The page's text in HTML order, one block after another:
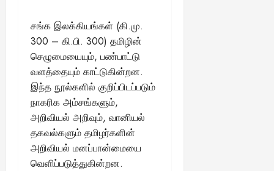
சங்க இலக்கியங்கள் (கி.மு.
300 – கி.பி. 300) தமிழின்
செழுமையையும், பண்பாட்டு
வளத்தையும் காட்டுகின்றன.
இந்த நூல்களில் குறிப்பிடப்படும்
நாகரிக அம்சங்களும்,
அறிவியல் அறிவும், வானியல்
தகவல்களும் தமிழர்களின்
அறிவியல் மனப்பான்மையை
வெளிப்படுத்துகின்றன.